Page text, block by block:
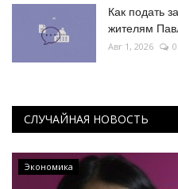
Как подать
жителям
Авг 1, 2026 0
СЛУЧАЙНАЯ НОВОСТЬ
Экономика